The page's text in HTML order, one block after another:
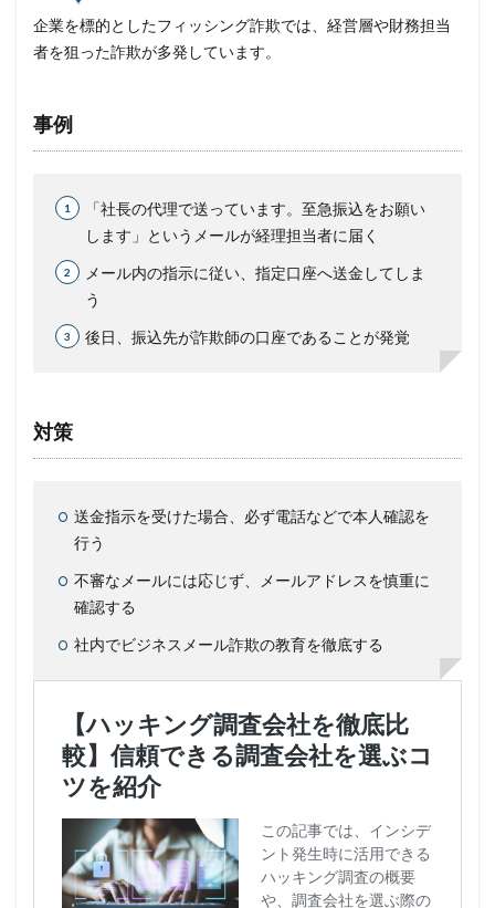
企業を標的としたフィッシング詐欺では、経営層や財務担当
者を狙った詐欺が多発しています。
事例
「社長の代理で送っています。至急振込をお願い
します」というメールが経理担当者に届く
メール内の指示に従い、指定口座へ送金してしま
う
後日、振込先が詐欺師の口座であることが発覚
対策
送金指示を受けた場合、必ず電話などで本人確認を
行う
不審なメールには応じず、メールアドレスを慎重に
確認する
社内でビジネスメール詐欺の教育を徹底する